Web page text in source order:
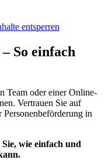
entsperren
So einfach
Team oder einer Online-
Vertrauen Sie auf
in
wie einfach und